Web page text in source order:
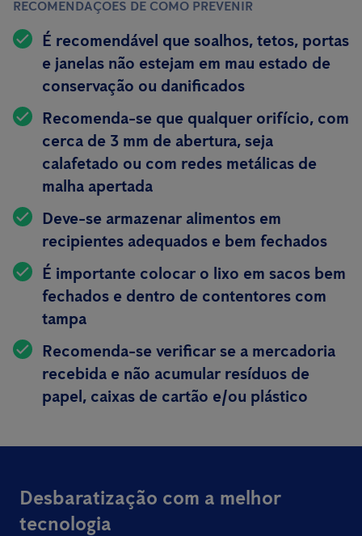
RECOMENDAÇÕES DE COMO PREVENIR
É recomendável que soalhos, tetos, portas
e janelas não estejam em mau estado de
conservação ou danificados
Recomenda-se que qualquer orifício, com
cerca de 3 mm de abertura, seja
calafetado ou com redes metálicas de
malha apertada
Deve-se armazenar alimentos em
recipientes adequados e bem fechados
É importante colocar o lixo em sacos bem
fechados e dentro de contentores com
tampa
Recomenda-se verificar se a mercadoria
recebida e não acumular resíduos de
papel, caixas de cartão e/ou plástico
Desbaratização com a melhor
tecnologia